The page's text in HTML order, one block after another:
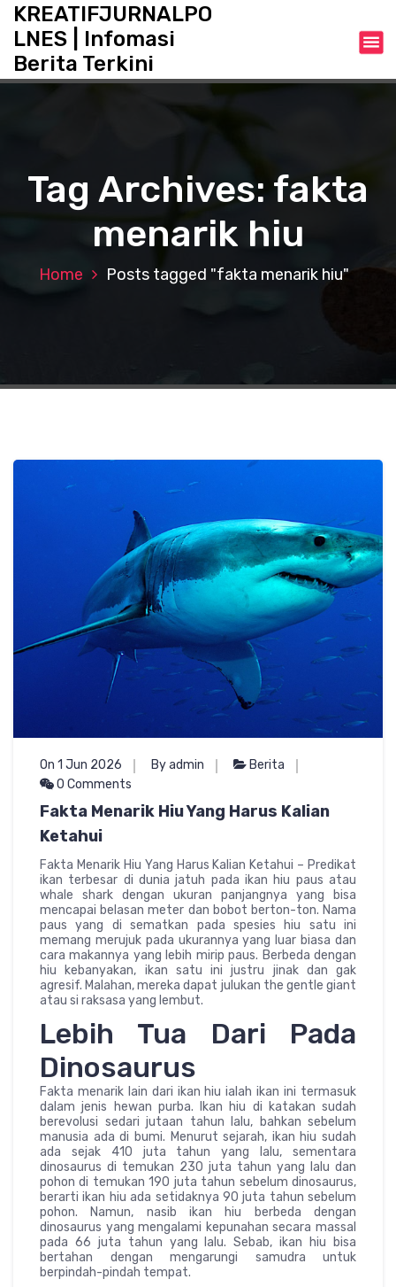
t
KREATIFJURNALPO
LNES | Infomasi
Berita Terkini
Tag Archives: fakta
menarik hiu
Home Posts tagged "fakta menarik hiu"
On 1 Jun 2026 By admin
Berita
0 Comments
Fakta Menarik Hiu Yang Harus Kalian
Ketahui
Fakta Menarik Hiu Yang Harus Kalian Ketahui – Predikat
ikan terbesar di dunia jatuh pada ikan hiu paus atau
whale shark dengan ukuran panjangnya yang bisa
mencapai belasan meter dan bobot berton-ton. Nama
paus yang di sematkan pada spesies hiu satu ini
memang merujuk pada ukurannya yang luar biasa dan
cara makannya yang lebih mirip paus. Berbeda dengan
hiu kebanyakan, ikan satu ini justru jinak dan gak
agresif. Malahan, mereka dapat julukan the gentle giant
atau si raksasa yang lembut.
Lebih Tua Dari Pada
Dinosaurus
Fakta menarik lain dari ikan hiu ialah ikan ini termasuk
dalam jenis hewan purba. Ikan hiu di katakan sudah
berevolusi sedari jutaan tahun lalu, bahkan sebelum
manusia ada di bumi. Menurut sejarah, ikan hiu sudah
ada sejak 410 juta tahun yang lalu, sementara
dinosaurus di temukan 230 juta tahun yang lalu dan
pohon di temukan 190 juta tahun sebelum dinosaurus,
berarti ikan hiu ada setidaknya 90 juta tahun sebelum
pohon. Namun, nasib ikan hiu berbeda dengan
dinosaurus yang mengalami kepunahan secara massal
pada 66 juta tahun yang lalu. Sebab, ikan hiu bisa
bertahan dengan mengarungi samudra untuk
berpindah-pindah tempat.